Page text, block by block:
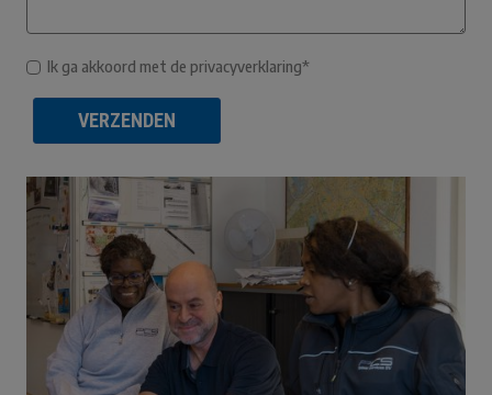
Ik ga akkoord met de privacyverklaring*
VERZENDEN